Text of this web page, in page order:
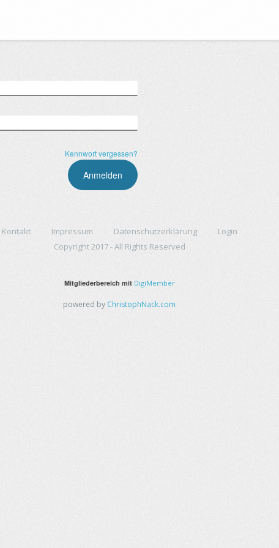
Kennwort vergessen?
Kontakt Impressum Datenschutzerklärung
Login
Copyright 2017 - All Rights Reserved
Mitgliederbereich mit DigiMember
powered by ChristophNack.com